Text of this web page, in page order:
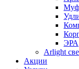
ЭРА
Arlight
Акции